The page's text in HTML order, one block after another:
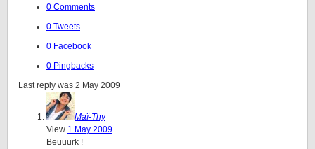
0 Comments
0 Tweets
0 Facebook
0 Pingbacks
Last reply was 2 May 2009
Maï-Thy
View 1 May 2009
Beuuurk !